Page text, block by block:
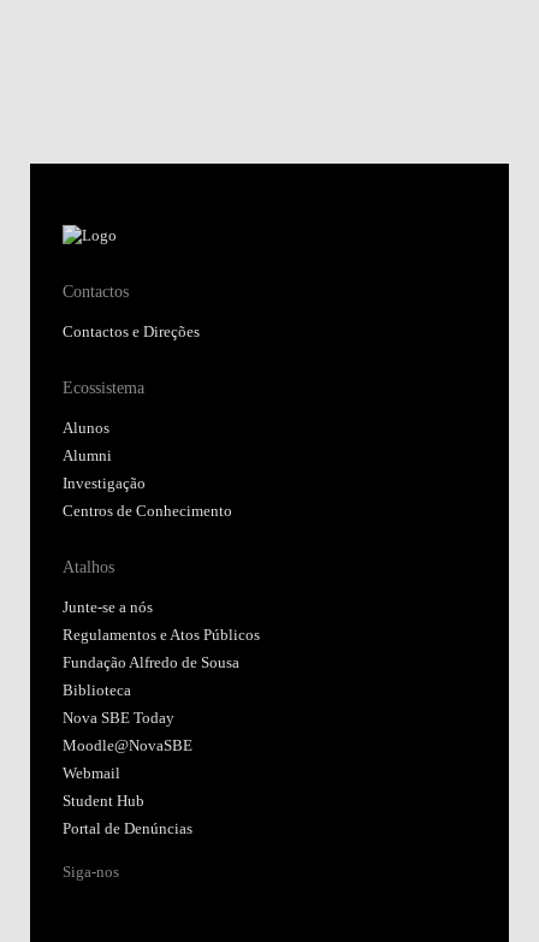
Contactos
Contactos e Direções
Ecossistema
Alunos
Alumni
Investigação
Centros de Conhecimento
Atalhos
Junte-se a nós
Regulamentos e Atos Públicos
Fundação Alfredo de Sousa
Biblioteca
Nova SBE Today
Moodle@NovaSBE
Webmail
Student Hub
Portal de Denúncias
Siga-nos